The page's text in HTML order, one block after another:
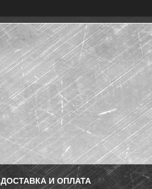
ДОСТАВКА И ОПЛАТА